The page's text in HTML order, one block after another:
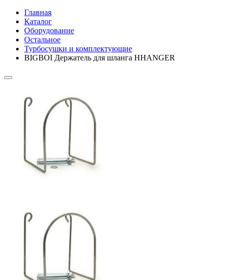
Главная
Каталог
Оборудование
Остальное
Турбосушки и комплектующие
BIGBOI Держатель для шланга HHANGER